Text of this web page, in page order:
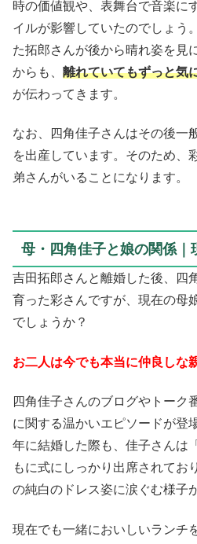
時の価値観や、表舞台で音楽に
イルが影響していたのでしょう
た拓郎さんが後から晴れ姿を見
からも、 離れていてもずっと気
が伝わってきます。
なお、四角佳子さんはその後一
を出産しています。そのため、
弟さんがいることになります。
母・四角佳子と娘の関係｜
吉田拓郎さんと離婚した後、四
育った彩さんですが、現在の母
でしょうか？
お二人は今でも本当に仲良しな
四角佳子さんのブログやトーク
に関する温かいエピソードが登
年に結婚した際も、佳子さんは
もに式にしっかり出席されてお
の純白のドレス姿に涙ぐむ様子
現在でも一緒においしいランチ